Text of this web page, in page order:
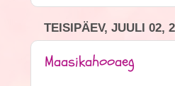
TEISIPÄEV, JUULI 02,
Maasikahooaeg